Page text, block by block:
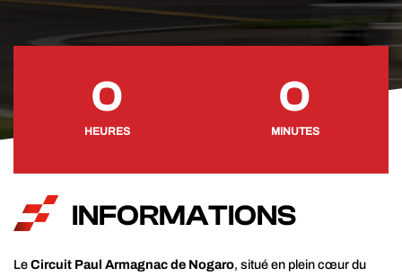
0
HEURES
0
MINUTES
INFORMATIONS
LeCircuit Paul Armagnac de Nogaro, situé en plein cœur du